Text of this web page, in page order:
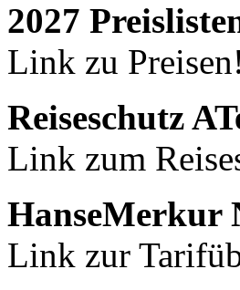
2027
Link zu
Reiseschutz
Link zum
HanseMerkur
Link zur